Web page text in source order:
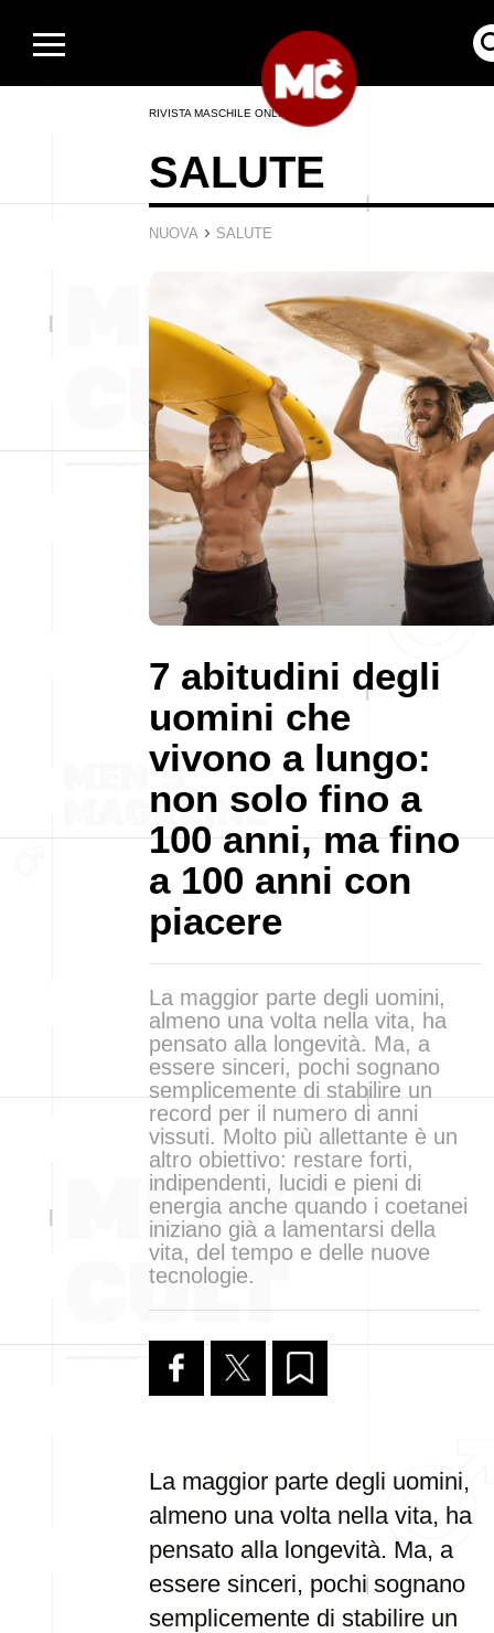
RIVISTA MASCHILE ONLINE
SALUTE
NUOVA › SALUTE
7 abitudini degli
uomini che
vivono a lungo:
non solo fino a
100 anni, ma fino
a 100 anni con
piacere
La maggior parte degli uomini,
almeno una volta nella vita, ha
pensato alla longevità. Ma, a
essere sinceri, pochi sognano
semplicemente di stabilire un
record per il numero di anni
vissuti. Molto più allettante è un
altro obiettivo: restare forti,
indipendenti, lucidi e pieni di
energia anche quando i coetanei
iniziano già a lamentarsi della
vita, del tempo e delle nuove
tecnologie.
La maggior parte degli uomini,
almeno una volta nella vita, ha
pensato alla longevità. Ma, a
essere sinceri, pochi sognano
semplicemente di stabilire un